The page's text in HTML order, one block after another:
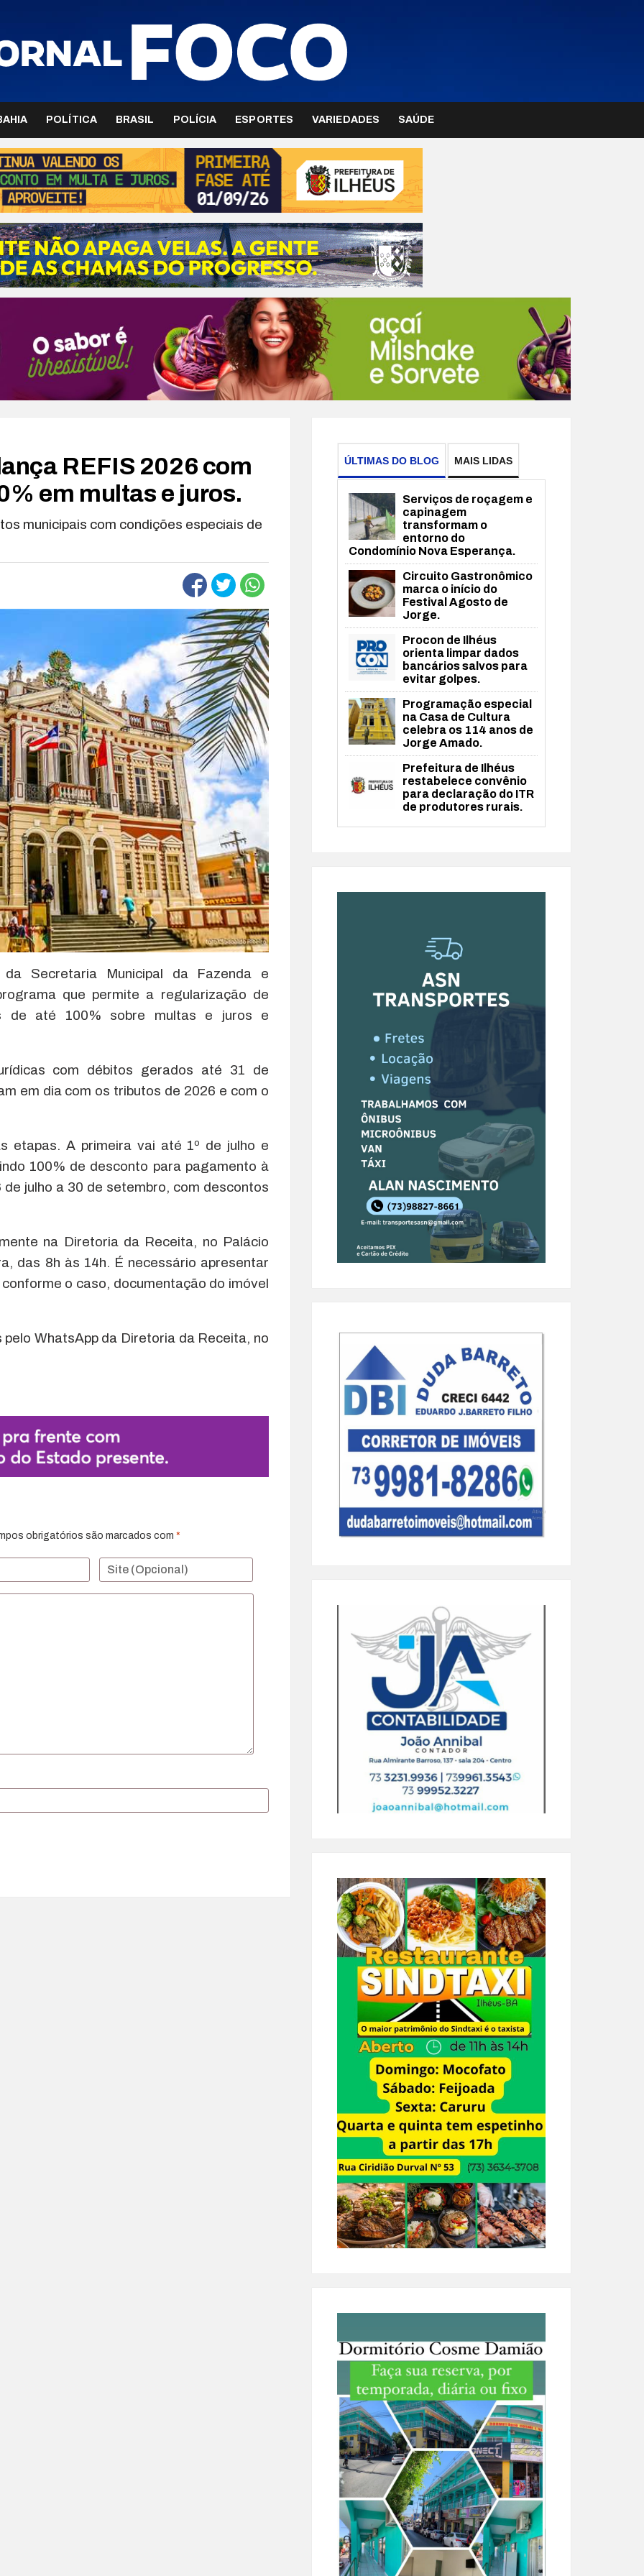
POLÍTICA BRASIL POLÍCIA ESPORTES VARIEDADES SAÚDE
REFIS 2026 com
em multas e juros.
municipais com condições especiais de
Secretaria Municipal da Fazenda e
que permite a regularização de
de até 100% sobre multas e juros e
com débitos gerados até 31 de
em dia com os tributos de 2026 e com o
etapas. A primeira vai até 1º de julho e
100% de desconto para pagamento à
julho a 30 de setembro, com descontos
na Diretoria da Receita, no Palácio
das 8h às 14h. É necessário apresentar
o caso, documentação do imóvel
WhatsApp da Diretoria da Receita, no
obrigatórios são marcados com *
ÚLTIMAS DO BLOG MAIS LIDAS
Serviços de roçagem e
capinagem
transformam o
entorno do
Condomínio Nova Esperança.
Circuito Gastronômico
marca o início do
Festival Agosto de
Jorge.
Procon de Ilhéus
orienta limpar dados
bancários salvos para
evitar golpes.
Programação especial
na Casa de Cultura
celebra os 114 anos de
Jorge Amado.
Prefeitura de Ilhéus
restabelece convênio
para declaração do ITR
de produtores rurais.